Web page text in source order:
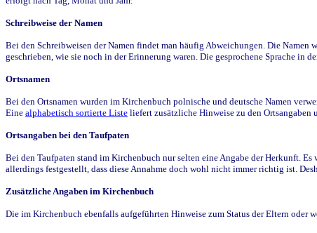
Schreibweise der Namen
Bei den Schreibweisen der Namen findet man häufig Abweichungen. Die Namen
geschrieben, wie sie noch in der Erinnerung waren. Die gesprochene Sprache in
Ortsnamen
Bei den Ortsnamen wurden im Kirchenbuch polnische und deutsche Namen
Eine alphabetisch sortierte Liste liefert zusätzliche Hinweise zu den Ortsangaben
Ortsangaben bei den Taufpaten
Bei den Taufpaten stand im Kirchenbuch nur selten eine Angabe der Herkunft.
allerdings festgestellt, dass diese Annahme doch wohl nicht immer richtig ist.
Zusätzliche Angaben im Kirchenbuch
Die im Kirchenbuch ebenfalls aufgeführten Hinweise zum Status der Eltern oder